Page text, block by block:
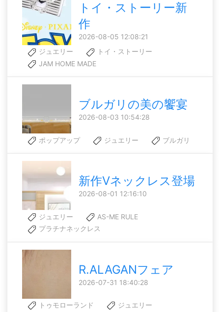
トイ・ストーリー新
作
2026-08-05 12:08:21
ジュエリー
トイ・ストーリー
JAM HOME MADE
ブルガリの美の饗宴
2026-08-03 10:54:28
ポップアップ ジュエリー ブルガリ
新作Vネックレス登場
2026-08-01 12:16:10
ジュエリー
AS-ME RULE
プラチナネックレス
R.ALAGANフェア
2026-07-31 18:40:28
トゥモローランド
ジュエリー